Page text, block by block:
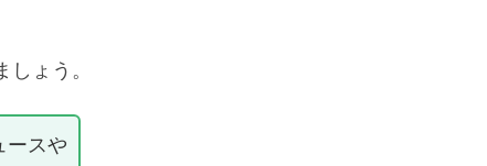
ょう。
ースや